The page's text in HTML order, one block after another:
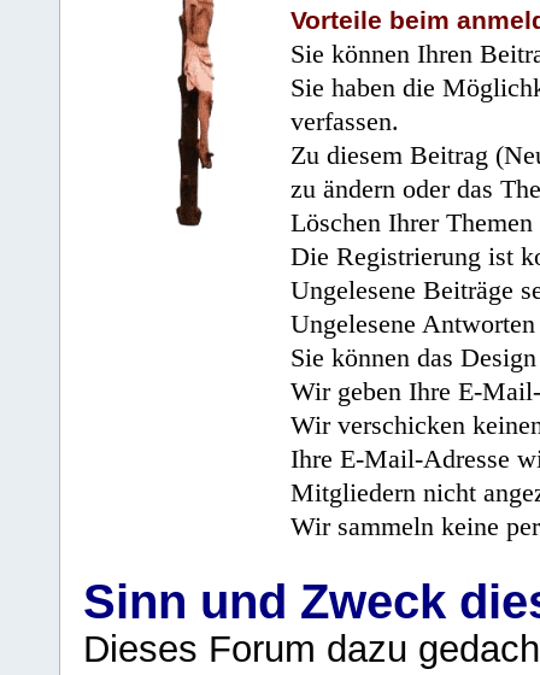
Vorteile beim
Sie können Ihren
Sie haben die
verfassen.
Zu diesem Beitrag
zu ändern oder das
Löschen Ihrer
Die Registrierung ist
Ungelesene Beiträge
Ungelesene
Sie können das
Wir geben Ihre E-
Wir verschicken
Ihre E-Mail-Adresse
Mitgliedern nicht
Wir sammeln keine
Sinn und Zweck
Dieses Forum dazu